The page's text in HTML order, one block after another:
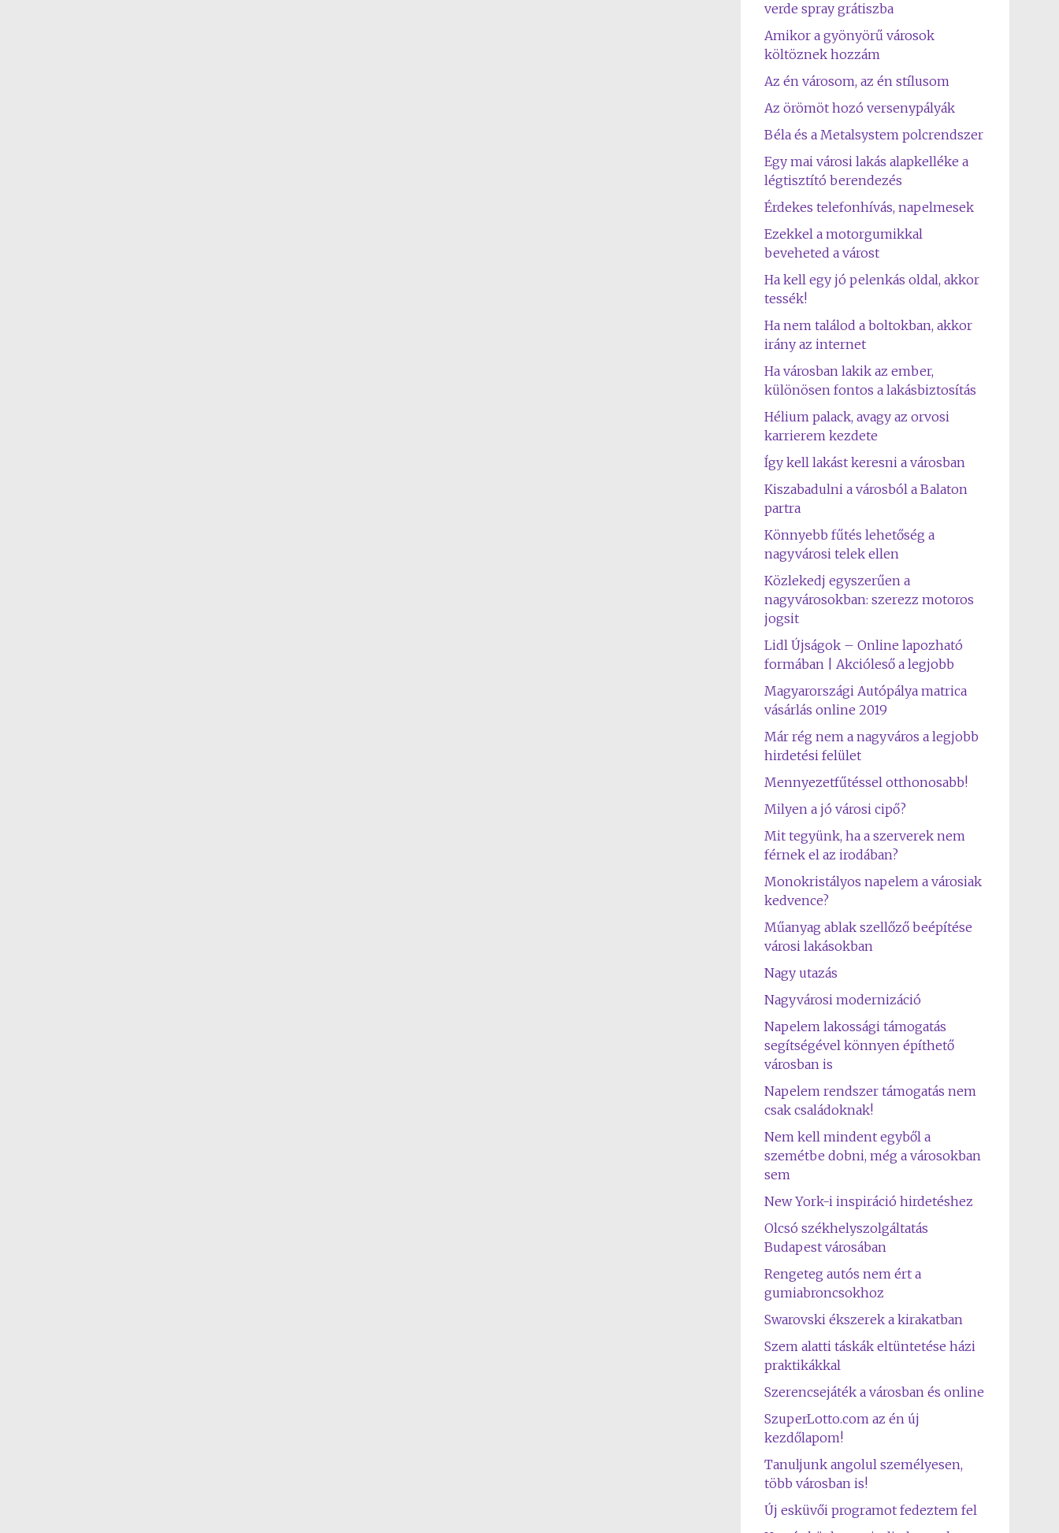
verde spray grátiszba
Amikor a gyönyörű városok
költöznek hozzám
Az én városom, az én stílusom
Az örömöt hozó versenypályák
Béla és a Metalsystem polcrendszer
Egy mai városi lakás alapkelléke a
légtisztító berendezés
Érdekes telefonhívás, napelmesek
Ezekkel a motorgumikkal
beveheted a várost
Ha kell egy jó pelenkás oldal, akkor
tessék!
Ha nem találod a boltokban, akkor
irány az internet
Ha városban lakik az ember,
különösen fontos a lakásbiztosítás
Hélium palack, avagy az orvosi
karrierem kezdete
Így kell lakást keresni a városban
Kiszabadulni a városból a Balaton
partra
Könnyebb fűtés lehetőség a
nagyvárosi telek ellen
Közlekedj egyszerűen a
nagyvárosokban: szerezz motoros
jogsit
Lidl Újságok – Online lapozható
formában | Akcióleső a legjobb
Magyarországi Autópálya matrica
vásárlás online 2019
Már rég nem a nagyváros a legjobb
hirdetési felület
Mennyezetfűtéssel otthonosabb!
Milyen a jó városi cipő?
Mit tegyünk, ha a szerverek nem
férnek el az irodában?
Monokristályos napelem a városiak
kedvence?
Műanyag ablak szellőző beépítése
városi lakásokban
Nagy utazás
Nagyvárosi modernizáció
Napelem lakossági támogatás
segítségével könnyen építhető
városban is
Napelem rendszer támogatás nem
csak családoknak!
Nem kell mindent egyből a
szemétbe dobni, még a városokban
sem
New York-i inspiráció hirdetéshez
Olcsó székhelyszolgáltatás
Budapest városában
Rengeteg autós nem ért a
gumiabroncsokhoz
Swarovski ékszerek a kirakatban
Szem alatti táskák eltüntetése házi
praktikákkal
Szerencsejáték a városban és online
SzuperLotto.com az én új
kezdőlapom!
Tanuljunk angolul személyesen,
több városban is!
Új esküvői programot fedeztem fel